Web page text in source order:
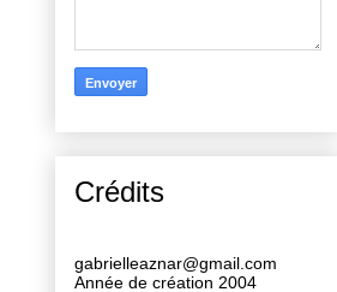
Crédits
gabrielleaznar@gmail.com
Année de création 2004